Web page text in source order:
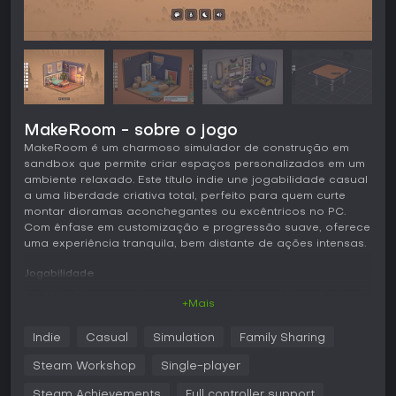
MakeRoom - sobre o jogo
MakeRoom é um charmoso simulador de construção em
sandbox que permite criar espaços personalizados em um
ambiente relaxado. Este título indie une jogabilidade casual
a uma liberdade criativa total, perfeito para quem curte
montar dioramas aconchegantes ou excêntricos no PC.
Com ênfase em customização e progressão suave, oferece
uma experiência tranquila, bem distante de ações intensas.
Jogabilidade
como quarto, camper, barco ou jardim, e usa ferramentas
intuitivas para posicionar, mover, rotacionar, redimensionar
de móveis a elementos decorativos, além de permitir criar
+Mais
Indie Casual Simulation Family Sharing
Steam Workshop Single-player